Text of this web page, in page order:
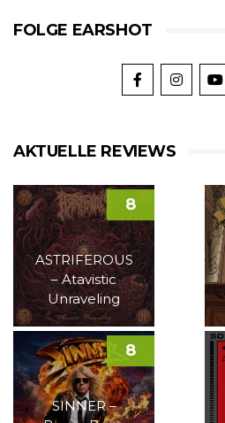
FOLGE EARSHOT
AKTUELLE REVIEWS
ASTRIFEROUS
– Atavistic
Unraveling
8
SINNER –
8